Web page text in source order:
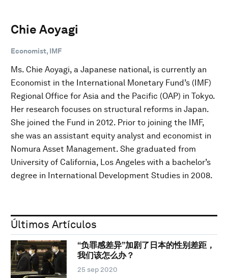
Chie Aoyagi
Economist, IMF
Ms. Chie Aoyagi, a Japanese national, is currently an
Economist in the International Monetary Fund’s (IMF)
Regional Office for Asia and the Pacific (OAP) in Tokyo.
Her research focuses on structural reforms in Japan.
She joined the Fund in 2012. Prior to joining the IMF,
she was an assistant equity analyst and economist in
Nomura Asset Management. She graduated from
University of California, Los Angeles with a bachelor’s
degree in International Development Studies in 2008.
Últimos Artículos
“负罪感差异”加剧了日本的性别差距，
我们该怎么办？
25 sep 2020